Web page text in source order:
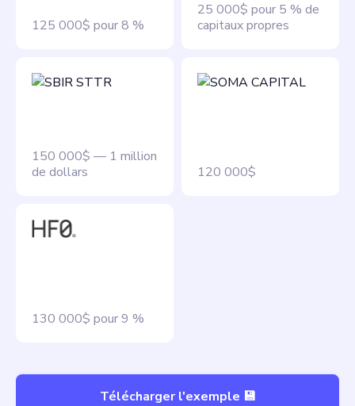
125 000$ pour 8 %
25 000$ pour 5 % de
capitaux propres
150 000$ — 1 million
de dollars
120 000$
130 000$ pour 9 %
Télécharger l'exemple 💾